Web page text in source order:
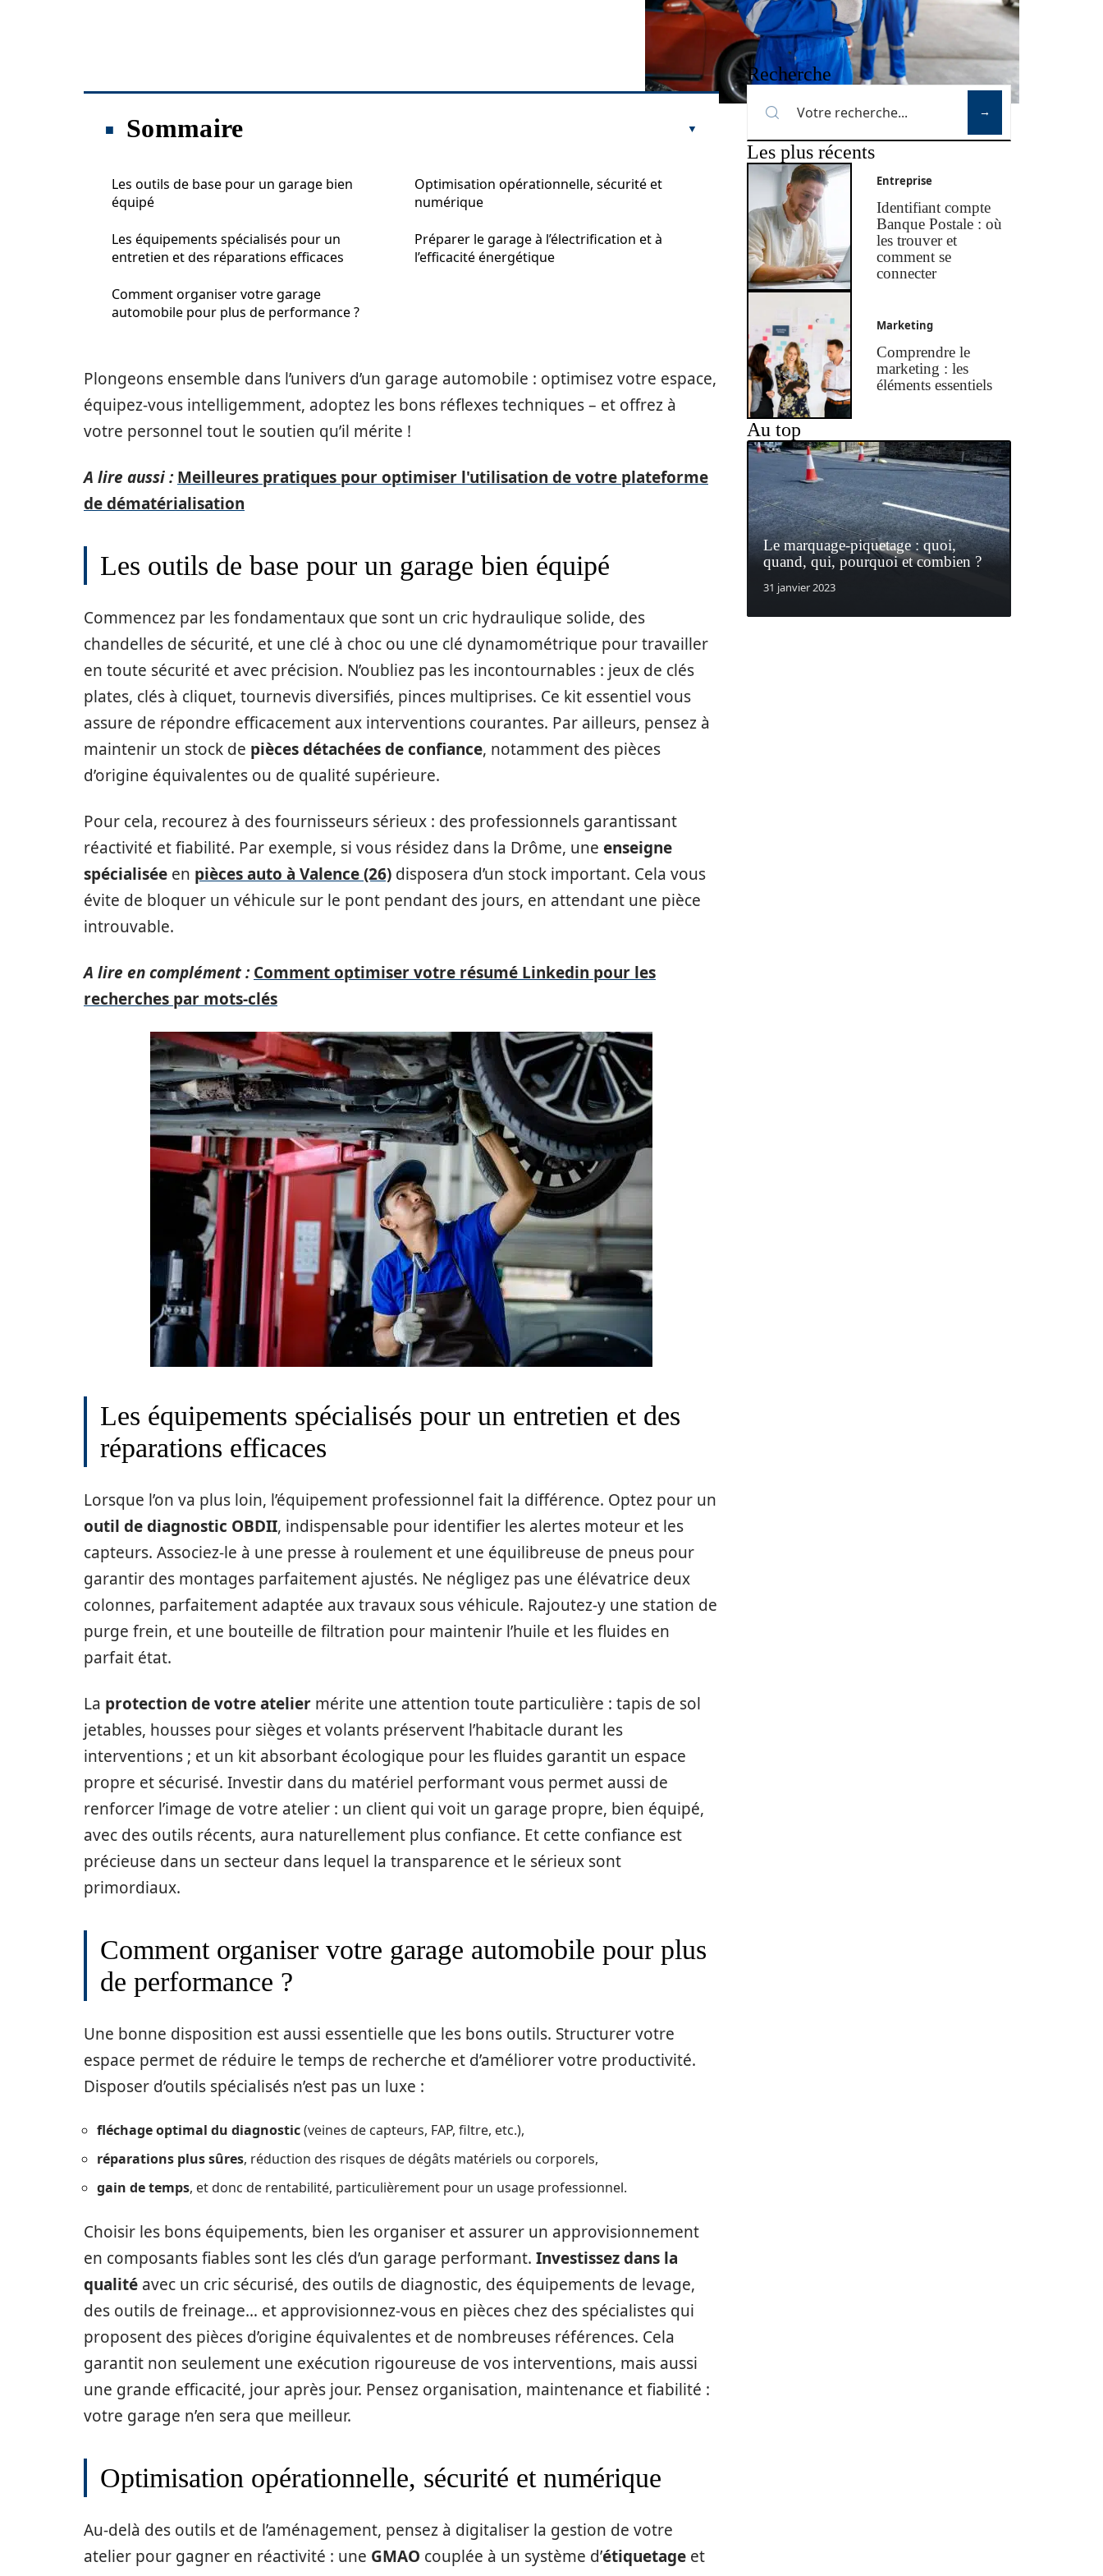
Sommaire
Les outils de base pour un garage bien
équipé
Les équipements spécialisés pour un
entretien et des réparations efficaces
Comment organiser votre garage
automobile pour plus de performance ?
Optimisation opérationnelle, sécurité et
numérique
Préparer le garage à l’électrification et à
l’efficacité énergétique
Plongeons ensemble dans l’univers d’un garage automobile : optimisez votre espace,
équipez-vous intelligemment, adoptez les bons réflexes techniques – et offrez à
votre personnel tout le soutien qu’il mérite !
A lire aussi : Meilleures pratiques pour optimiser l'utilisation de votre plateforme
de dématérialisation
Les outils de base pour un garage bien équipé
Commencez par les fondamentaux que sont un cric hydraulique solide, des
chandelles de sécurité, et une clé à choc ou une clé dynamométrique pour travailler
en toute sécurité et avec précision. N’oubliez pas les incontournables : jeux de clés
plates, clés à cliquet, tournevis diversifiés, pinces multiprises. Ce kit essentiel vous
assure de répondre efficacement aux interventions courantes. Par ailleurs, pensez à
maintenir un stock de pièces détachées de confiance, notamment des pièces
d’origine équivalentes ou de qualité supérieure.
Pour cela, recourez à des fournisseurs sérieux : des professionnels garantissant
réactivité et fiabilité. Par exemple, si vous résidez dans la Drôme, une enseigne
spécialisée en pièces auto à Valence (26) disposera d’un stock important. Cela vous
évite de bloquer un véhicule sur le pont pendant des jours, en attendant une pièce
introuvable.
A lire en complément : Comment optimiser votre résumé Linkedin pour les
recherches par mots-clés
Les équipements spécialisés pour un entretien et des
réparations efficaces
Lorsque l’on va plus loin, l’équipement professionnel fait la différence. Optez pour un
outil de diagnostic OBDII, indispensable pour identifier les alertes moteur et les
capteurs. Associez-le à une presse à roulement et une équilibreuse de pneus pour
garantir des montages parfaitement ajustés. Ne négligez pas une élévatrice deux
colonnes, parfaitement adaptée aux travaux sous véhicule. Rajoutez-y une station de
purge frein, et une bouteille de filtration pour maintenir l’huile et les fluides en
parfait état.
La protection de votre atelier mérite une attention toute particulière : tapis de sol
jetables, housses pour sièges et volants préservent l’habitacle durant les
interventions ; et un kit absorbant écologique pour les fluides garantit un espace
propre et sécurisé. Investir dans du matériel performant vous permet aussi de
renforcer l’image de votre atelier : un client qui voit un garage propre, bien équipé,
avec des outils récents, aura naturellement plus confiance. Et cette confiance est
précieuse dans un secteur dans lequel la transparence et le sérieux sont
primordiaux.
Comment organiser votre garage automobile pour plus
de performance ?
Une bonne disposition est aussi essentielle que les bons outils. Structurer votre
espace permet de réduire le temps de recherche et d’améliorer votre productivité.
Disposer d’outils spécialisés n’est pas un luxe :
fléchage optimal du diagnostic(veines de capteurs, FAP, filtre, etc.),
réparations plus sûres, réduction des risques de dégâts matériels ou corporels,
gain de temps, et donc de rentabilité, particulièrement pour un usage professionnel.
Choisir les bons équipements, bien les organiser et assurer un approvisionnement
en composants fiables sont les clés d’un garage performant. Investissez dans la
qualité avec un cric sécurisé, des outils de diagnostic, des équipements de levage,
des outils de freinage… et approvisionnez-vous en pièces chez des spécialistes qui
proposent des pièces d’origine équivalentes et de nombreuses références. Cela
garantit non seulement une exécution rigoureuse de vos interventions, mais aussi
une grande efficacité, jour après jour. Pensez organisation, maintenance et fiabilité :
votre garage n’en sera que meilleur.
Optimisation opérationnelle, sécurité et numérique
Au-delà des outils et de l’aménagement, pensez à digitaliser la gestion de votre
atelier pour gagner en réactivité : une GMAO couplée à un système d’étiquetage et
Recherche
Les plus récents
Entreprise
Identifiant compte
Banque Postale : où
les trouver et
comment se
connecter
Marketing
Comprendre le
marketing : les
éléments essentiels
Au top
Le marquage-piquetage : quoi,
quand, qui, pourquoi et combien ?
31 janvier 2023